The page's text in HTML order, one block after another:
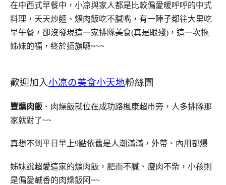
在中西式早餐中，小凉與家人都是比較偏愛暖呼呼的中式
料理，天天炒麵、爌肉飯吃不膩嘴， 有一陣子都往大里吃
早午餐，卻沒發現這一家排隊美食(真是眼殘)， 這一次拖
姊妹的福，終於插旗囉~~~
歡迎加入小凉の美食小天地粉絲團
豐爌肉飯 、肉燥飯就位在成功路楓康超市旁，人多排隊那
家就對了~~
真想不到平日早上9點依舊是人潮滿滿，外帶、內用都爆
姊妹說超愛這家的爌肉飯，肥而不膩、瘦肉不柴，小孩則
是偏愛鹹香的肉燥飯阿~~